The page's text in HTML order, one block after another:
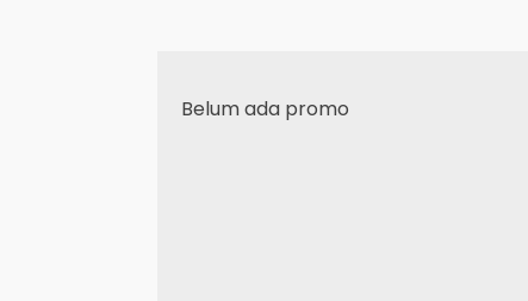
Belum ada promo